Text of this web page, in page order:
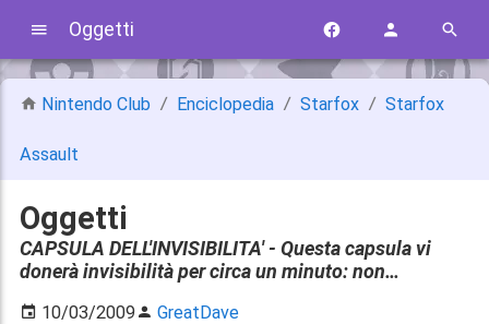
Oggetti
Nintendo Club Enciclopedia Starfox Starfox
Assault
Oggetti
CAPSULA DELL'INVISIBILITA' - Questa capsula vi
donerà invisibilità per circa un minuto: non…
10/03/2009 GreatDave